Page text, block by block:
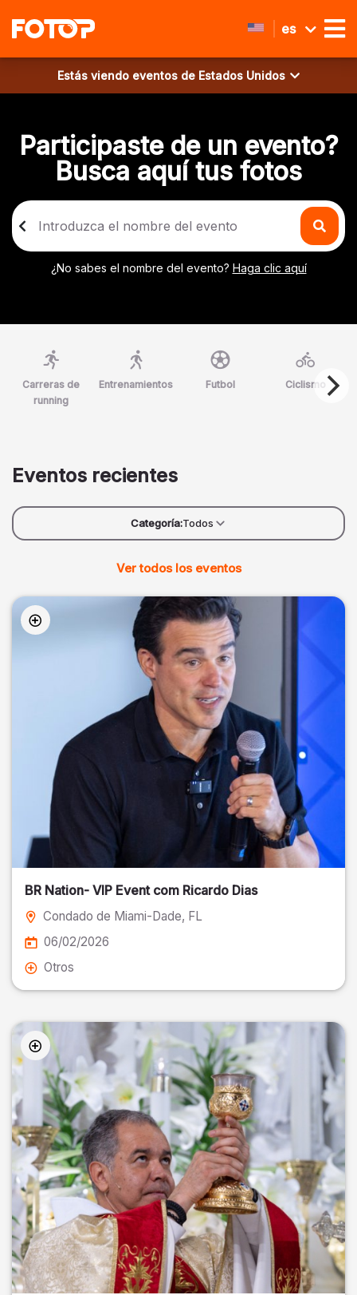
es
Estás viendo eventos de Estados Unidos
Participaste de un evento?
Busca aquí tus fotos
¿No sabes el nombre del evento? Haga clic aquí
Carreras de
running
Entrenamientos Futbol Ciclismo
Eventos recientes
Categoría:Todos
Ver todos los eventos
BR Nation- VIP Event com Ricardo Dias
Condado de Miami-Dade, FL
06/02/2026
Otros